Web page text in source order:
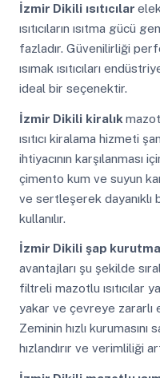
İzmir Dikili ısıtıcılar
ısıtıcıların ısıtma gücü
fazladır. Güvenilirliği
ısımak ısıtıcıları
ideal bir seçenektir.
İzmir Dikili kiralık
ısıtıcı kiralama hizmeti
ihtiyacının karşılanması
çimento kum ve suyun
ve sertleşerek dayanıklı
kullanılır.
İzmir Dikili şap kurutma
avantajları şu şekilde
filtreli mazotlu ısıtıcılar
yakar ve çevreye zararlı
Zeminin hızlı
hızlandırır ve verimliliği